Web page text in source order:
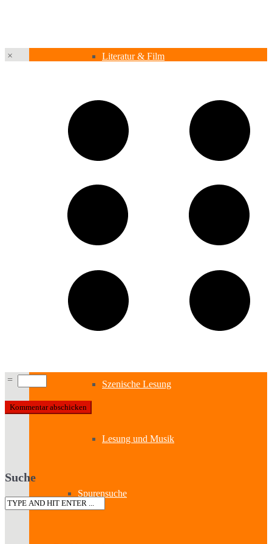
Literatur & Film
Hörspiel
Lesung & Autoren-Lesung
Mitmach-Lesung
Szenische Lesung
Lesung und Musik
Spurensuche
×
=
Suche